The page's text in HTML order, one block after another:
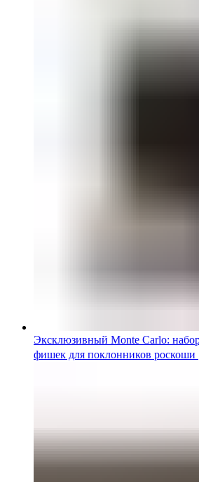
Эксклюзивный Monte Carlo:
фишек для поклонников роскоши